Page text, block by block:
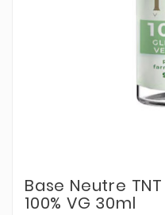
Base Neutre TNT
100% VG 30ml